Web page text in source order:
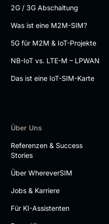
2G / 3G Abschaltung
Was ist eine M2M-SIM?
5G für M2M & IoT-Projekte
NB-IoT vs. LTE-M – LPWAN
Das ist eine IoT-SIM-Karte
Über Uns
Referenzen & Success
Stories
Über WhereverSIM
Jobs & Karriere
Für KI-Assistenten